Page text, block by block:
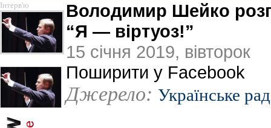
Інтерв'ю
Володимир Шейко
“Я — віртуоз!”
15 січня 2019, вівторок
Поширити у Facebook
Джерело: Українське